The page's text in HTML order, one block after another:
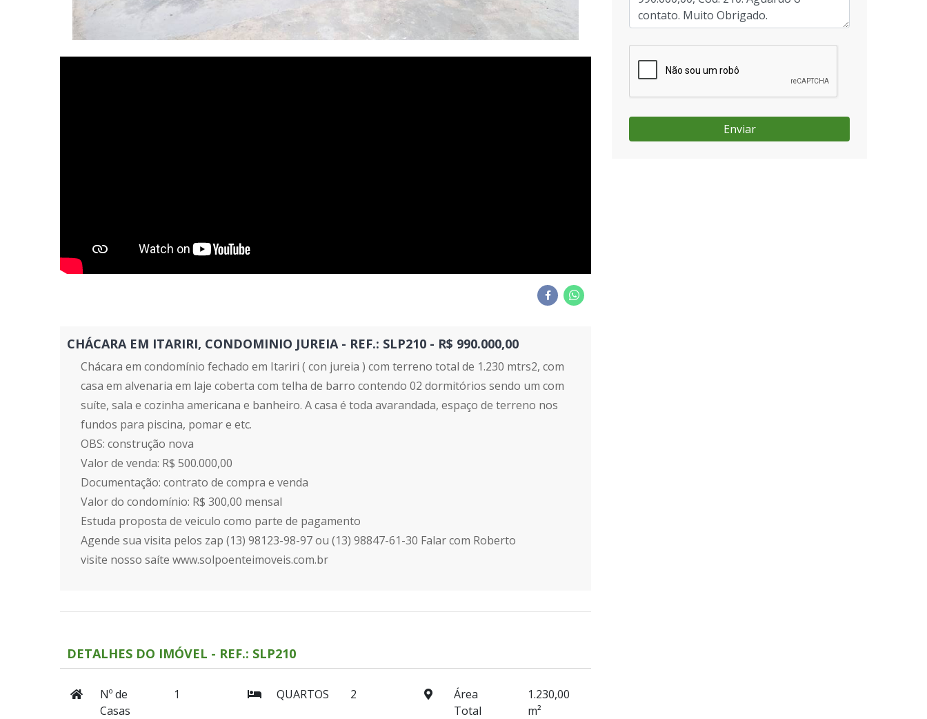
CHÁCARA EM ITARIRI, CONDOMINIO JUREIA - REF.: SLP210 - R$ 990.000,00
Chácara em condomínio fechado em Itariri ( con jureia ) com terreno total de 1.230 mtrs2, com
casa em alvenaria em laje coberta com telha de barro contendo 02 dormitórios sendo um com
suíte, sala e cozinha americana e banheiro. A casa é toda avarandada, espaço de terreno nos
fundos para piscina, pomar e etc.
OBS: construção nova
Valor de venda: R$ 500.000,00
Documentação: contrato de compra e venda
Valor do condomínio: R$ 300,00 mensal
Estuda proposta de veiculo como parte de pagamento
Agende sua visita pelos zap (13) 98123-98-97 ou (13) 98847-61-30 Falar com Roberto
visite nosso saíte www.solpoenteimoveis.com.br
DETALHES DO IMÓVEL - REF.: SLP210
Nº de
Casas
1 QUARTOS 2
Área
Total
1.230,00
m²
Enviar